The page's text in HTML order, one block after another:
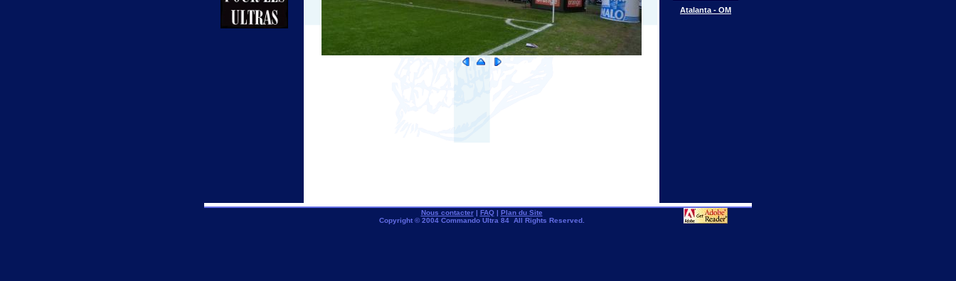
Atalanta - OM
Nous contacter| FAQ| Plan du Site
Copyright © 2004 Commando Ultra 84 All Rights Reserved.